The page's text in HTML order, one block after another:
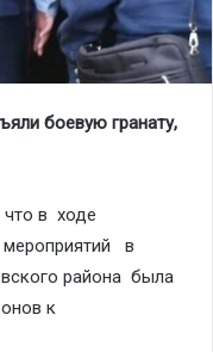
боевую гранату,
в ходе
мероприятий в
района была
к